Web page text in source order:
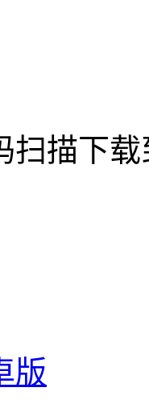
扫描下
版